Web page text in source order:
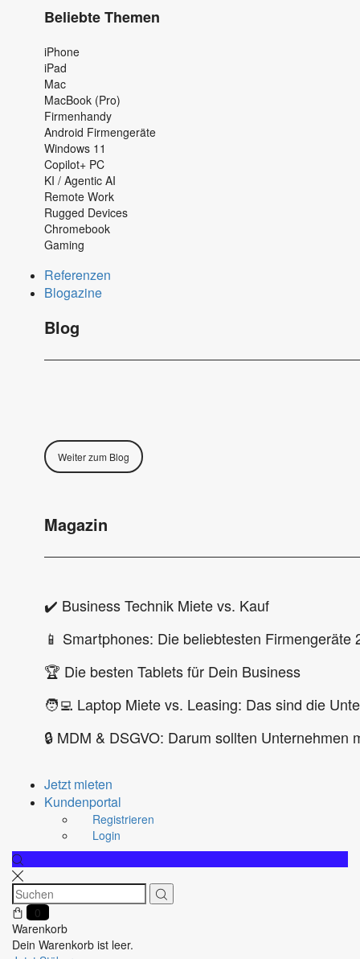
Beliebte Themen
iPhone
iPad
Mac
MacBook (Pro)
Firmenhandy
Android Firmengeräte
Windows 11
Copilot+ PC
KI / Agentic AI
Remote Work
Rugged Devices
Chromebook
Gaming
Referenzen
Blogazine
Blog
Weiter zum Blog
Magazin
✔️ Business Technik Miete vs. Kauf
📱 Smartphones: Die beliebtesten Firmengeräte
🏆 Die besten Tablets für Dein Business
🧑‍💻 Laptop Miete vs. Leasing: Das sind die
🔒 MDM & DSGVO: Darum sollten
Jetzt mieten
Kundenportal
Registrieren
Login
0
Warenkorb
Dein Warenkorb ist leer.